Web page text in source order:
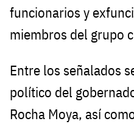
funcionarios y
miembros del grupo
Entre los señalados
político del
Rocha Moya, así